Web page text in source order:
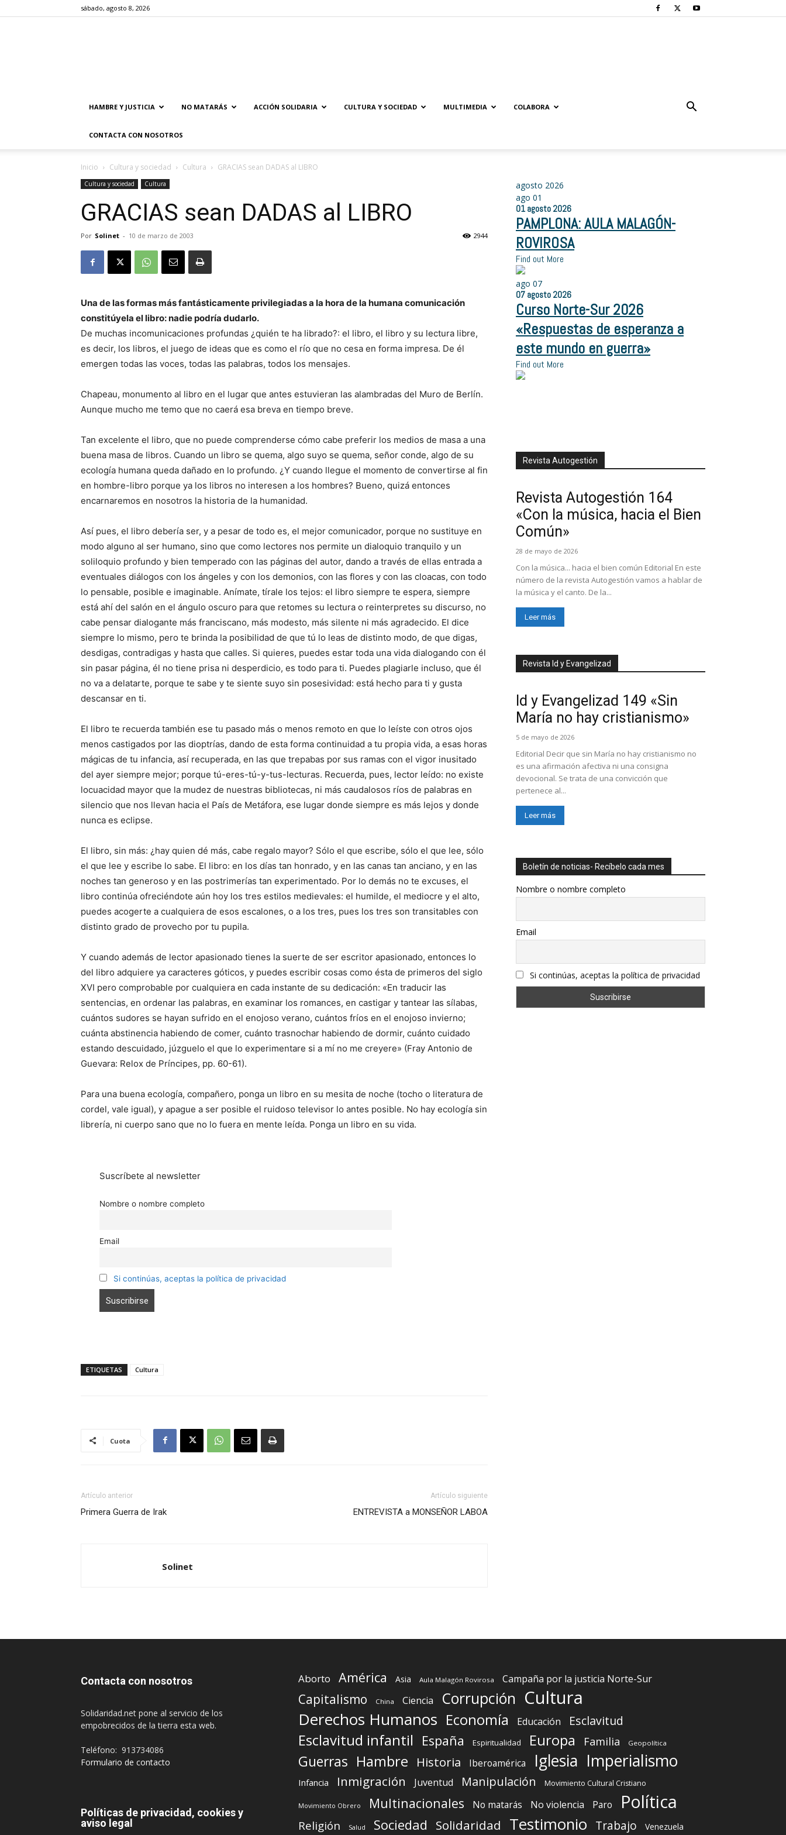
sábado, agosto 8, 2026
HAMBRE Y JUSTICIA NO MATARÁS ACCIÓN SOLIDARIA CULTURA Y SOCIEDAD MULTIMEDIA COLABORA
CONTACTA CON NOSOTROS
Inicio Cultura y sociedad Cultura GRACIAS sean DADAS al LIBRO
Cultura y sociedad Cultura
GRACIAS sean DADAS al LIBRO
Por Solinet - 10 de marzo de 2003 2944
Una de las formas más fantásticamente privilegiadas a la hora de la humana comunicación
constitúyela el libro: nadie podría dudarlo.
De muchas incomunicaciones profundas ¿quién te ha librado?: el libro, el libro y su lectura libre,
es decir, los libros, el juego de ideas que es como el río que no cesa en forma impresa. De él
emergen todas las voces, todas las palabras, todos los mensajes.
Chapeau, monumento al libro en el lugar que antes estuvieran las alambradas del Muro de Berlín.
Aunque mucho me temo que no caerá esa breva en tiempo breve.
Tan excelente el libro, que no puede comprenderse cómo cabe preferir los medios de masa a una
buena masa de libros. Cuando un libro se quema, algo suyo se quema, señor conde, algo de su
ecología humana queda dañado en lo profundo. ¿Y cuando llegue el momento de convertirse al fin
en hombre-libro porque ya los libros no interesen a los hombres? Bueno, quizá entonces
encarnaremos en nosotros la historia de la humanidad.
Así pues, el libro debería ser, y a pesar de todo es, el mejor comunicador, porque no sustituye en
modo alguno al ser humano, sino que como lectores nos permite un dialoquio tranquilo y un
soliloquio profundo y bien temperado con las páginas del autor, dando a través de ellas entrada a
eventuales diálogos con los ángeles y con los demonios, con las flores y con las cloacas, con todo
lo pensable, posible e imaginable. Anímate, tírale los tejos: el libro siempre te espera, siempre
está ahí del salón en el ángulo oscuro para que retomes su lectura o reinterpretes su discurso, no
cabe pensar dialogante más franciscano, más modesto, más silente ni más agradecido. El dice
siempre lo mismo, pero te brinda la posibilidad de que tú lo leas de distinto modo, de que digas,
desdigas, contradigas y hasta que calles. Si quieres, puedes estar toda una vida dialogando con él
sin pasar página, él no tiene prisa ni desperdicio, es todo para ti. Puedes plagiarle incluso, que él
no va a delatarte, porque te sabe y te siente suyo sin posesividad: está hecho para ti y gusta
descansar en ti.
El libro te recuerda también ese tu pasado más o menos remoto en que lo leíste con otros ojos
menos castigados por las dioptrías, dando de esta forma continuidad a tu propia vida, a esas horas
mágicas de tu infancia, así recuperada, en las que trepabas por sus ramas con el vigor inusitado
del ayer siempre mejor; porque tú-eres-tú-y-tus-lecturas. Recuerda, pues, lector leído: no existe
locuacidad mayor que la mudez de nuestras bibliotecas, ni más caudalosos ríos de palabras en
silencio que nos llevan hacia el País de Metáfora, ese lugar donde siempre es más lejos y donde
nunca es eclipse.
El libro, sin más: ¿hay quien dé más, cabe regalo mayor? Sólo el que escribe, sólo el que lee, sólo
el que lee y escribe lo sabe. El libro: en los días tan honrado, y en las canas tan anciano, y en las
noches tan generoso y en las postrimerías tan experimentado. Por lo demás no te excuses, el
libro continúa ofreciéndote aún hoy los tres estilos medievales: el humilde, el mediocre y el alto,
puedes acogerte a cualquiera de esos escalones, o a los tres, pues los tres son transitables con
distinto grado de provecho por tu pupila.
Y cuando además de lector apasionado tienes la suerte de ser escritor apasionado, entonces lo
del libro adquiere ya caracteres góticos, y puedes escribir cosas como ésta de primeros del siglo
XVI pero comprobable por cualquiera en cada instante de su dedicación: «En traducir las
sentencias, en ordenar las palabras, en examinar los romances, en castigar y tantear las sílabas,
cuántos sudores se hayan sufrido en el enojoso verano, cuántos fríos en el enojoso invierno;
cuánta abstinencia habiendo de comer, cuánto trasnochar habiendo de dormir, cuánto cuidado
estando descuidado, júzguelo el que lo experimentare si a mí no me creyere» (Fray Antonio de
Guevara: Relox de Príncipes, pp. 60-61).
Para una buena ecología, compañero, ponga un libro en su mesita de noche (tocho o literatura de
cordel, vale igual), y apague a ser posible el ruidoso televisor lo antes posible. No hay ecología sin
librería, ni cuerpo sano que no lo fuera en mente leída. Ponga un libro en su vida.
Suscríbete al newsletter
Nombre o nombre completo
Email
Si continúas, aceptas la política de privacidad
ETIQUETAS Cultura
Cuota
Artículo anterior
Primera Guerra de Irak
Artículo siguiente
ENTREVISTA a MONSEÑOR LABOA
Solinet
agosto 2026
ago 01
01 agosto 2026
PAMPLONA: AULA MALAGÓN-
ROVIROSA
Find out More
ago 07
07 agosto 2026
Curso Norte-Sur 2026
«Respuestas de esperanza a
este mundo en guerra»
Find out More
Revista Autogestión
Revista Autogestión 164
«Con la música, hacia el Bien
Común»
28 de mayo de 2026
Con la música... hacia el bien común Editorial En este
número de la revista Autogestión vamos a hablar de
la música y el canto. De la...
Leer más
Revista Id y Evangelizad
Id y Evangelizad 149 «Sin
María no hay cristianismo»
5 de mayo de 2026
Editorial Decir que sin María no hay cristianismo no
es una afirmación afectiva ni una consigna
devocional. Se trata de una convicción que
pertenece al...
Leer más
Boletín de noticias- Recíbelo cada mes
Nombre o nombre completo
Email
Si continúas, aceptas la política de privacidad
Contacta con nosotros
Solidaridad.net pone al servicio de los
empobrecidos de la tierra esta web.
Teléfono: 913734086
Formulario de contacto
Políticas de privacidad, cookies y
aviso legal
Aborto América Asia Aula Malagón Rovirosa Campaña por la justicia Norte-Sur
Capitalismo China Ciencia Corrupción Cultura
Derechos Humanos Economía Educación Esclavitud
Esclavitud infantil España Espiritualidad Europa Familia Geopolítica
Guerras Hambre Historia Iberoamérica Iglesia Imperialismo
Infancia Inmigración Juventud Manipulación Movimiento Cultural Cristiano
Movimiento Obrero Multinacionales No matarás No violencia Paro Política
Religión Salud Sociedad Solidaridad Testimonio Trabajo Venezuela